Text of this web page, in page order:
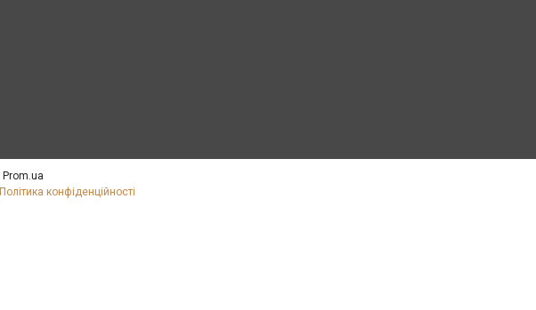
Prom.ua
Політика конфіденційності